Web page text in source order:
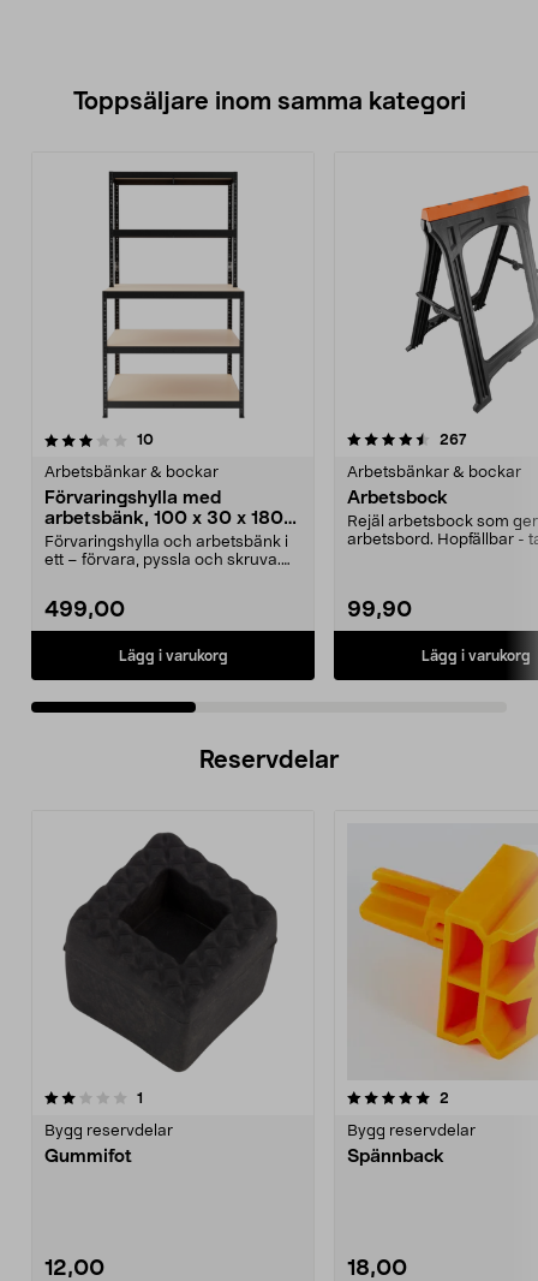
Toppsäljare inom samma kategori
10recensioner
Arbetsbänkar & bockar
Förvaringshylla med
arbetsbänk, 100 x 30 x 180
cm
Förvaringshylla och arbetsbänk i
ett – förvara, pyssla och skruva.
499,00
Lägg i varukorg
4.5 av 5 stjärnor 267
Arbetsbänkar & bockar
Arbetsbock
Rejäl arbetsbock som
arbetsbord. Hopfällbar -
99,90
Lägg i varukorg
4.5 av 5 stjärnor
Reservdelar
1
Bygg reservdelar
Gummifot
12,00
5.0av 5 stjärnor 2
Bygg reservdelar
Spännback
18,00
5.0av 5 stjärnor